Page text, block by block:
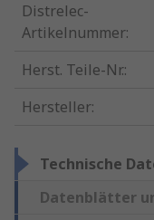
Distrelec-
Artikelnummer:
Herst. Teile-Nr.:
Hersteller:
Technische
Datenblätter